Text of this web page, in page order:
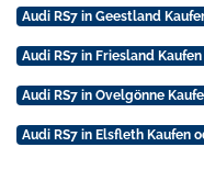
Audi RS7 in Geestland
Audi RS7 in Friesland
Audi RS7 in Ovelgönne
Audi RS7 in Elsfleth Kaufen